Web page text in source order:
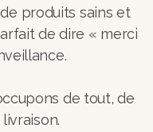
produits sains et
de dire « merci
de tout, de